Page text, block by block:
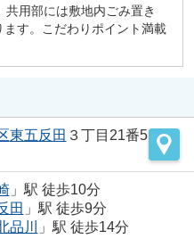
用部には敷地内ごみ置き
す。こだわりポイント満載
東五反田 ３丁目21番5
」駅 徒歩10分
田 」駅 徒歩9分
品川 」駅 徒歩14分